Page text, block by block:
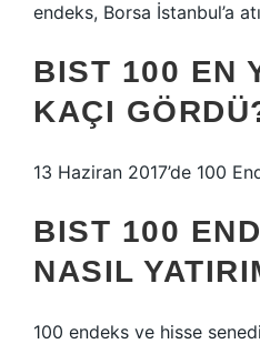
endeks, Borsa İstanbul’a
BIST 100 EN
KAÇI
13 Haziran 2017’de 100
BIST 100
NASIL
100 endeks ve hisse